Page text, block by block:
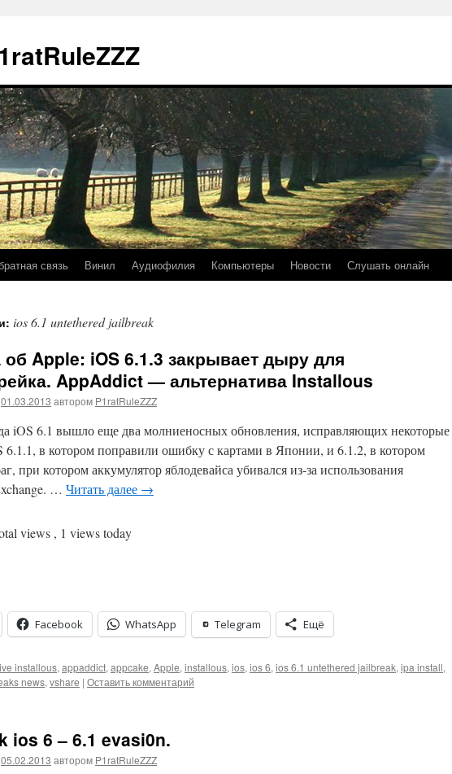
связь Винил Аудиофилия Компьютеры Новости Слушать онлайн
ios 6.1 untethered jailbreak
Apple: iOS 6.1.3 закрывает дыру для
AppAddict — альтернатива Installous
01.03.2013 автором P1ratRuleZZZ
iOS 6.1 вышло еще два молниеносных обновления, исправляющих некоторые
в котором поправили ошибку с картами в Японии, и 6.1.2, в котором
при котором аккумулятор яблодевайса убивался из-за использования
… Читать далее →
views , 1 views today
Facebook WhatsApp Telegram Ещё
installous, appaddict, appcake, Apple, installous, ios, ios 6, ios 6.1 untethered jailbreak, ipa install,
news, vshare | Оставить комментарий
ios 6 – 6.1 evasi0n.
05.02.2013 автором P1ratRuleZZZ